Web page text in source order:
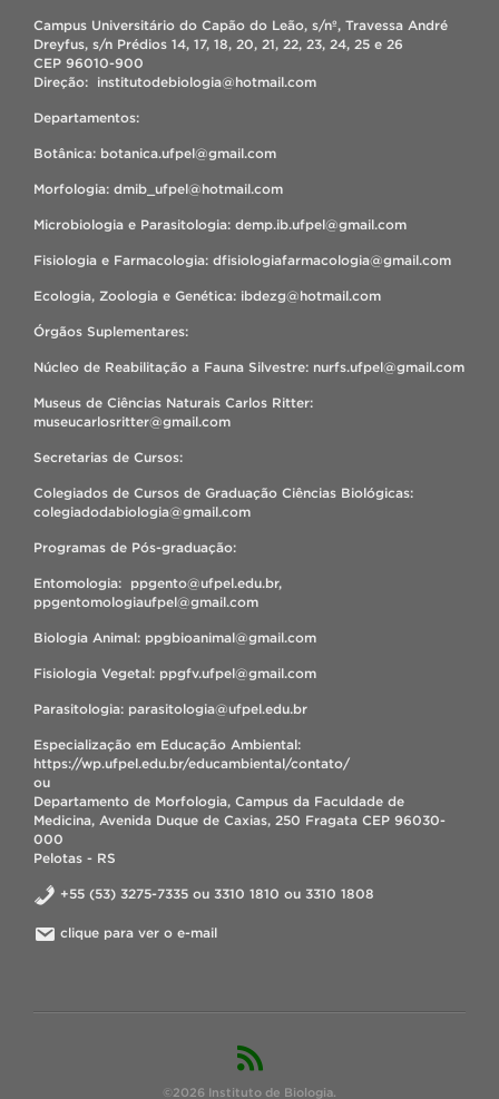
Campus Universitário do Capão do Leão, s/nº, Travessa André
Dreyfus, s/n Prédios 14, 17, 18, 20, 21, 22, 23, 24, 25 e 26
CEP 96010-900
Direção: institutodebiologia@hotmail.com
Departamentos:
Botânica: botanica.ufpel@gmail.com
Morfologia: dmib_ufpel@hotmail.com
Microbiologia e Parasitologia: demp.ib.ufpel@gmail.com
Fisiologia e Farmacologia: dfisiologiafarmacologia@gmail.com
Ecologia, Zoologia e Genética: ibdezg@hotmail.com
Órgãos Suplementares:
Núcleo de Reabilitação a Fauna Silvestre: nurfs.ufpel@gmail.com
Museus de Ciências Naturais Carlos Ritter:
museucarlosritter@gmail.com
Secretarias de Cursos:
Colegiados de Cursos de Graduação Ciências Biológicas:
colegiadodabiologia@gmail.com
Programas de Pós-graduação:
Entomologia: ppgento@ufpel.edu.br,
ppgentomologiaufpel@gmail.com
Biologia Animal: ppgbioanimal@gmail.com
Fisiologia Vegetal: ppgfv.ufpel@gmail.com
Parasitologia: parasitologia@ufpel.edu.br
Especialização em Educação Ambiental:
https://wp.ufpel.edu.br/educambiental/contato/
ou
Departamento de Morfologia, Campus da Faculdade de
Medicina, Avenida Duque de Caxias, 250 Fragata CEP 96030-
000
Pelotas - RS
+55 (53) 3275-7335 ou 3310 1810 ou 3310 1808
clique para ver o e-mail
©2026 Instituto de Biologia.